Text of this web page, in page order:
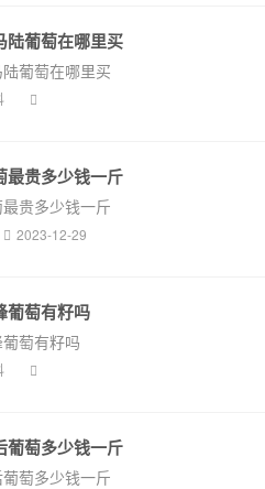
陆葡萄在哪里买
葡萄在哪里买
最贵多少钱一斤
贵多少钱一斤
2023-12-29
葡萄有籽吗
萄有籽吗
葡萄多少钱一斤
萄多少钱一斤